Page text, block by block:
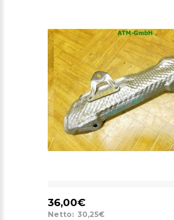
36,00€
Netto: 30,25€